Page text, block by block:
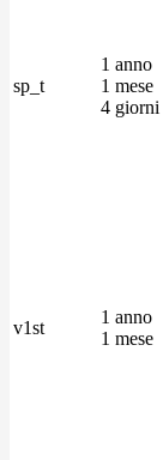
sp_t
1 anno
1 mese
4 giorni
v1st
1 anno
1 mese